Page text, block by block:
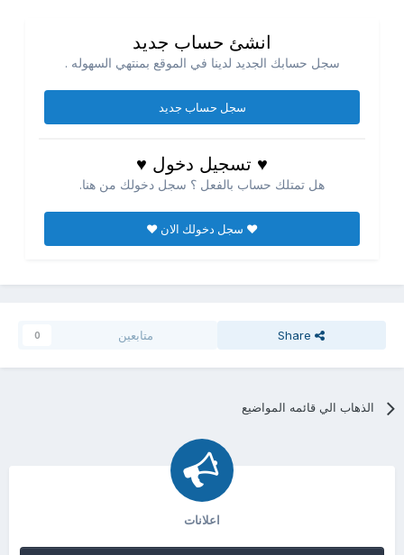
انشئ حساب جديد
سجل حسابك الجديد لدينا في الموقع بمنتهي السهوله .
سجل حساب جديد
♥ تسجيل دخول ♥
هل تمتلك حساب بالفعل ؟ سجل دخولك من هنا.
♥ سجل دخولك الان ♥
Share متابعين 0
الذهاب الي قائمه المواضيع
اعلانات